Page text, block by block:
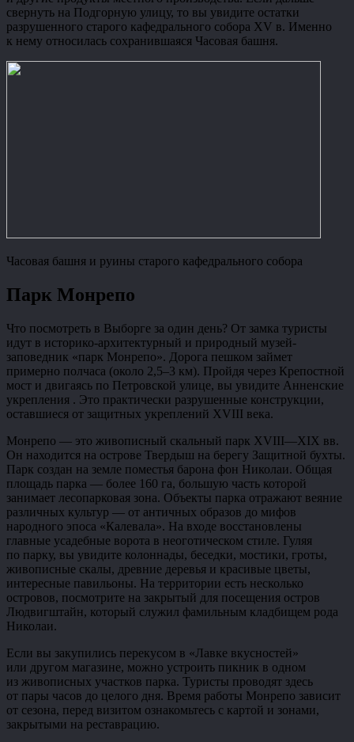
свернуть на Подгорную улицу, то вы увидите остатки
разрушенного старого кафедрального собора XV в. Именно
к нему относилась сохранившаяся Часовая башня.
Часовая башня и руины старого кафедрального собора
Парк Монрепо
Что посмотреть в Выборге за один день? От замка туристы
идут в историко-архитектурный и природный музей-
заповедник «парк Монрепо». Дорога пешком займет
примерно полчаса (около 2,5–3 км). Пройдя через Крепостной
мост и двигаясь по Петровской улице, вы увидите Анненские
укрепления . Это практически разрушенные конструкции,
оставшиеся от защитных укреплений XVIII века.
Монрепо — это живописный скальный парк XVIII—XIX вв.
Он находится на острове Твердыш на берегу Защитной бухты.
Парк создан на земле поместья барона фон Николаи. Общая
площадь парка — более 160 га, большую часть которой
занимает лесопарковая зона. Объекты парка отражают веяние
различных культур — от античных образов до мифов
народного эпоса «Калевала». На входе восстановлены
главные усадебные ворота в неоготическом стиле. Гуляя
по парку, вы увидите колоннады, беседки, мостики, гроты,
живописные скалы, древние деревья и красивые цветы,
интересные павильоны. На территории есть несколько
островов, посмотрите на закрытый для посещения остров
Людвигштайн, который служил фамильным кладбищем рода
Николаи.
Если вы закупились перекусом в «Лавке вкусностей»
или другом магазине, можно устроить пикник в одном
из живописных участков парка. Туристы проводят здесь
от пары часов до целого дня. Время работы Монрепо зависит
от сезона, перед визитом ознакомьтесь с картой и зонами,
закрытыми на реставрацию.